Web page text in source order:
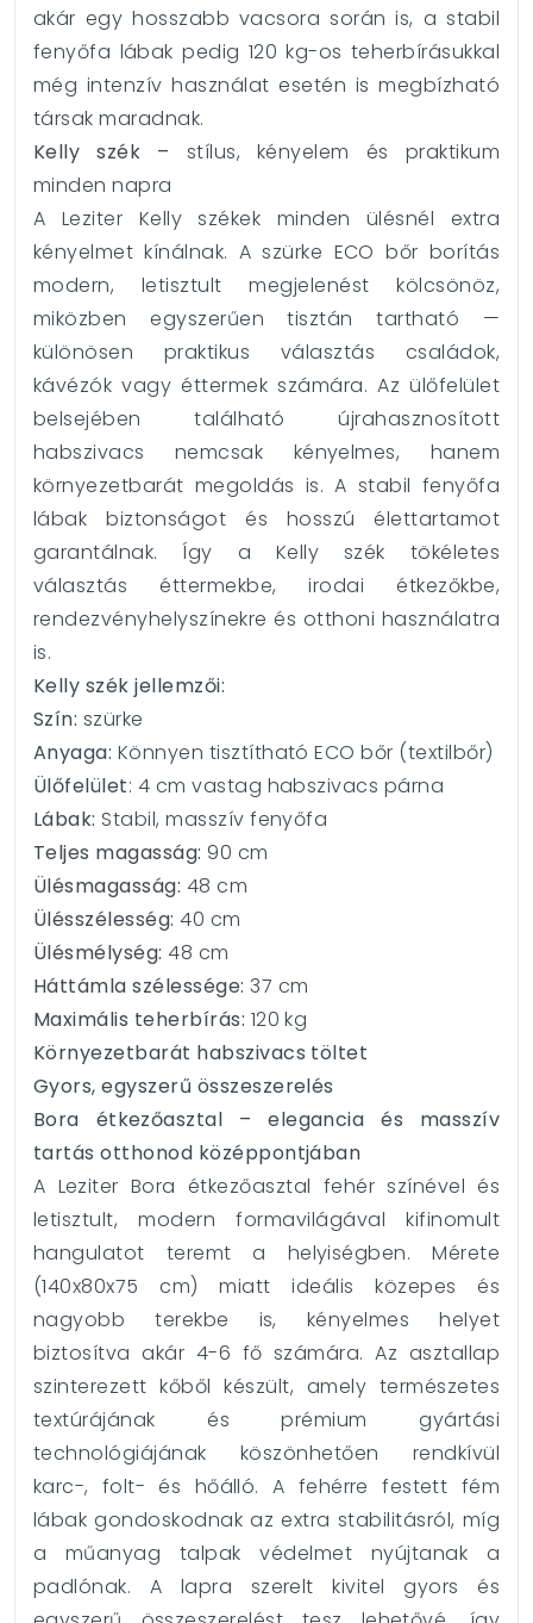
akár egy hosszabb vacsora során is, a stabil
fenyőfa lábak pedig 120 kg-os teherbírásukkal
még intenzív használat esetén is megbízható
társak maradnak.
Kelly szék – stílus, kényelem és praktikum
minden napra
A Leziter Kelly székek minden ülésnél extra
kényelmet kínálnak. A szürke ECO bőr borítás
modern, letisztult megjelenést kölcsönöz,
miközben egyszerűen tisztán tartható —
különösen praktikus választás családok,
kávézók vagy éttermek számára. Az ülőfelület
belsejében található újrahasznosított
habszivacs nemcsak kényelmes, hanem
környezetbarát megoldás is. A stabil fenyőfa
lábak biztonságot és hosszú élettartamot
garantálnak. Így a Kelly szék tökéletes
választás éttermekbe, irodai étkezőkbe,
rendezvényhelyszínekre és otthoni használatra
is.
Kelly szék jellemzői:
Szín: szürke
Anyaga: Könnyen tisztítható ECO bőr (textilbőr)
Ülőfelület: 4 cm vastag habszivacs párna
Lábak: Stabil, masszív fenyőfa
Teljes magasság: 90 cm
Ülésmagasság: 48 cm
Ülésszélesség: 40 cm
Ülésmélység: 48 cm
Háttámla szélessége: 37 cm
Maximális teherbírás: 120 kg
Környezetbarát habszivacs töltet
Gyors, egyszerű összeszerelés
Bora étkezőasztal – elegancia és masszív
tartás otthonod középpontjában
A Leziter Bora étkezőasztal fehér színével és
letisztult, modern formavilágával kifinomult
hangulatot teremt a helyiségben. Mérete
(140x80x75 cm) miatt ideális közepes és
nagyobb terekbe is, kényelmes helyet
biztosítva akár 4-6 fő számára. Az asztallap
szinterezett kőből készült, amely természetes
textúrájának és prémium gyártási
technológiájának köszönhetően rendkívül
karc-, folt- és hőálló. A fehérre festett fém
lábak gondoskodnak az extra stabilitásról, míg
a műanyag talpak védelmet nyújtanak a
padlónak. A lapra szerelt kivitel gyors és